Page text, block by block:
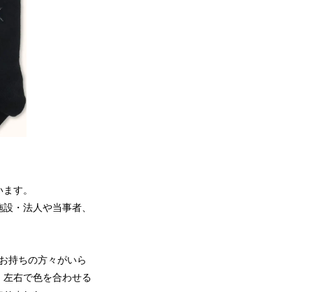
す。
・法人や当事者、
持ちの方々がいら
右で色を合わせる